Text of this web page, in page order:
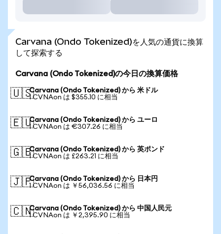
Carvana (Ondo Tokenized)を人気の通貨に換算
して探索する
Carvana (Ondo Tokenized)の今日の換算価格
🇺🇸Carvana (Ondo Tokenized) から 米ドル
1 CVNAon は $355.10 に相当
🇪🇺Carvana (Ondo Tokenized) から ユーロ
1 CVNAon は €307.26 に相当
🇬🇧Carvana (Ondo Tokenized) から 英ポンド
1 CVNAon は £263.21 に相当
🇯🇵Carvana (Ondo Tokenized) から 日本円
1 CVNAon は ￥56,036.56 に相当
🇨🇳Carvana (Ondo Tokenized) から 中国人民元
1 CVNAon は ￥2,395.90 に相当